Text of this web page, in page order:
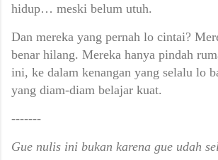
hidup… meski belum utuh.
Dan mereka yang pernah lo cintai?
benar hilang. Mereka hanya pindah
ini, ke dalam kenangan yang selalu lo
yang diam-diam belajar kuat.
-------
Gue nulis ini bukan karena gue udah